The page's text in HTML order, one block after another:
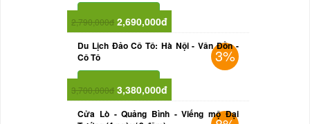
3%
2,790,000đ 2,690,000đ
Du Lịch Đảo Cô Tô: Hà Nội - Vân Đồn -
Cô Tô
3,700,000đ 3,380,000đ
Cửa Lò - Quảng Bình - Viếng mộ Đại